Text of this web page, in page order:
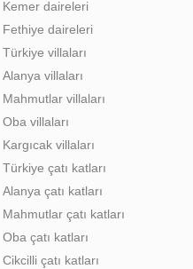
Kemer daireleri
Fethiye daireleri
Türkiye villaları
Alanya villaları
Mahmutlar villaları
Oba villaları
Kargıcak villaları
Türkiye çatı katları
Alanya çatı katları
Mahmutlar çatı katları
Oba çatı katları
Cikcilli çatı katları